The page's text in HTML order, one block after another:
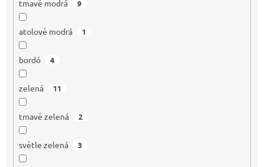
tmavě modrá 9
atolově modrá 1
bordó 4
zelená 11
tmavě zelená 2
světle zelená 3